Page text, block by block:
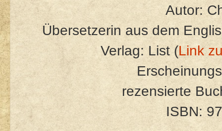
Autor:
Übersetzerin aus dem
Verlag: List (Link
rezensierte
ISBN: